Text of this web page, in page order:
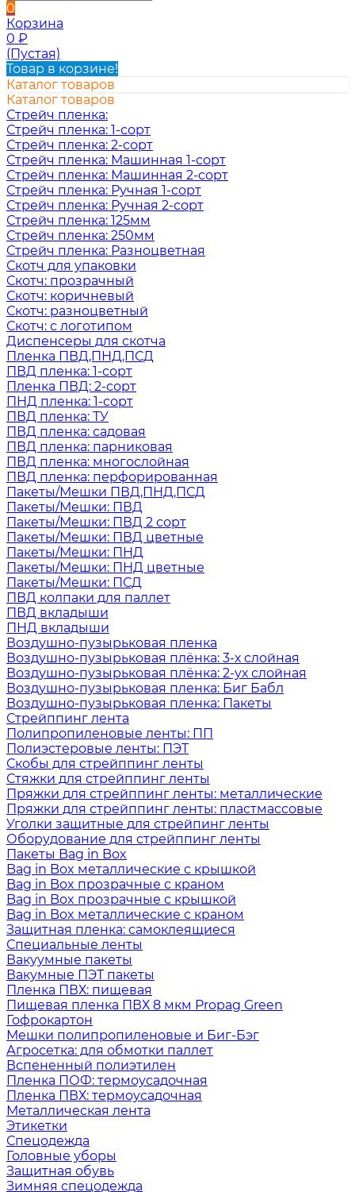
0
Корзина
0 ₽
(Пустая)
Товар в корзине!
Каталог товаров
Каталог товаров
Стрейч пленка:
Стрейч пленка: 1-сорт
Стрейч пленка: 2-сорт
Стрейч пленка: Машинная 1-сорт
Стрейч пленка: Машинная 2-сорт
Стрейч пленка: Ручная 1-сорт
Стрейч пленка: Ручная 2-сорт
Стрейч пленка: 125мм
Стрейч пленка: 250мм
Стрейч пленка: Разноцветная
Скотч для упаковки
Скотч: прозрачный
Скотч: коричневый
Скотч: разноцветный
Скотч: с логотипом
Диспенсеры для скотча
Пленка ПВД,ПНД,ПСД
ПВД пленка: 1-сорт
Пленка ПВД: 2-сорт
ПНД пленка: 1-сорт
ПВД пленка: ТУ
ПВД пленка: садовая
ПВД пленка: парниковая
ПВД пленка: многослойная
ПВД пленка: перфорированная
Пакеты/Мешки ПВД,ПНД,ПСД
Пакеты/Мешки: ПВД
Пакеты/Мешки: ПВД 2 сорт
Пакеты/Мешки: ПВД цветные
Пакеты/Мешки: ПНД
Пакеты/Мешки: ПНД цветные
Пакеты/Мешки: ПСД
ПВД колпаки для паллет
ПВД вкладыши
ПНД вкладыши
Воздушно-пузырьковая пленка
Воздушно-пузырьковая плёнка: 3-х слойная
Воздушно-пузырьковая плёнка: 2-ух слойная
Воздушно-пузырьковая пленка: Биг Бабл
Воздушно-пузырьковая пленка: Пакеты
Стрейппинг лента
Полипропиленовые ленты: ПП
Полиэстеровые ленты: ПЭТ
Скобы для стрейппинг ленты
Стяжки для стрейппинг ленты
Пряжки для стрейппинг ленты: металлические
Пряжки для стрейппинг ленты: пластмассовые
Уголки защитные для стрейпинг ленты
Оборудование для стрейппинг ленты
Пакеты Bag in Box
Bag in Box металлические с крышкой
Bag in Box прозрачные с краном
Bag in Box прозрачные с крышкой
Bag in Box металлические с краном
Защитная пленка: самоклеящиеся
Специальные ленты
Вакуумные пакеты
Вакумные ПЭТ пакеты
Пленка ПВХ: пищевая
Пищевая пленка ПВХ 8 мкм Propag Green
Гофрокартон
Мешки полипропиленовые и Биг-Бэг
Агросетка: для обмотки паллет
Вспененный полиэтилен
Пленка ПОФ: термоусадочная
Пленка ПВХ: термоусадочная
Металлическая лента
Этикетки
Спецодежда
Головные уборы
Защитная обувь
Зимняя спецодежда